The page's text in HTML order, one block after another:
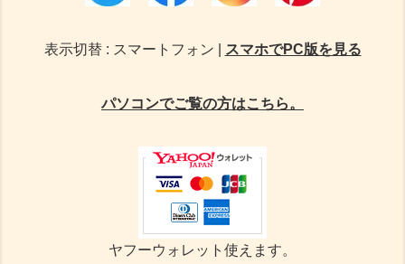
表示切替 : スマートフォン | スマホでPC版を見る
パソコンでご覧の方はこちら。
ヤフーウォレット使えます。